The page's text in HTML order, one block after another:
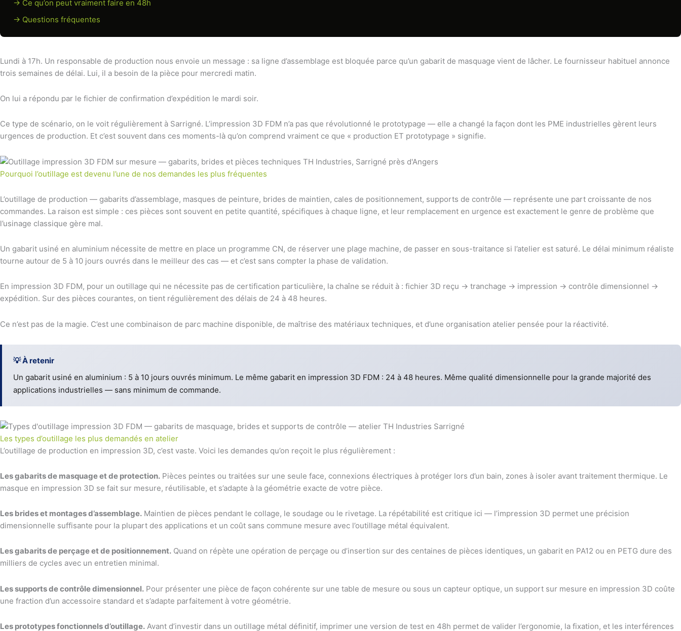
→ Ce qu’on peut vraiment faire en 48h
→ Questions fréquentes
Lundi à 17h. Un responsable de production nous envoie un message : sa ligne d’assemblage est bloquée parce qu’un gabarit de masquage vient de lâcher. Le fournisseur habituel annonce
trois semaines de délai. Lui, il a besoin de la pièce pour mercredi matin.
On lui a répondu par le fichier de confirmation d’expédition le mardi soir.
Ce type de scénario, on le voit régulièrement à Sarrigné. L’impression 3D FDM n’a pas que révolutionné le prototypage — elle a changé la façon dont les PME industrielles gèrent leurs
urgences de production. Et c’est souvent dans ces moments-là qu’on comprend vraiment ce que « production ET prototypage » signifie.
Pourquoi l’outillage est devenu l’une de nos demandes les plus fréquentes
L’outillage de production — gabarits d’assemblage, masques de peinture, brides de maintien, cales de positionnement, supports de contrôle — représente une part croissante de nos
commandes. La raison est simple : ces pièces sont souvent en petite quantité, spécifiques à chaque ligne, et leur remplacement en urgence est exactement le genre de problème que
l’usinage classique gère mal.
Un gabarit usiné en aluminium nécessite de mettre en place un programme CN, de réserver une plage machine, de passer en sous-traitance si l’atelier est saturé. Le délai minimum réaliste
tourne autour de 5 à 10 jours ouvrés dans le meilleur des cas — et c’est sans compter la phase de validation.
En impression 3D FDM, pour un outillage qui ne nécessite pas de certification particulière, la chaîne se réduit à : fichier 3D reçu → tranchage → impression → contrôle dimensionnel →
expédition. Sur des pièces courantes, on tient régulièrement des délais de 24 à 48 heures.
Ce n’est pas de la magie. C’est une combinaison de parc machine disponible, de maîtrise des matériaux techniques, et d’une organisation atelier pensée pour la réactivité.
💡 À retenir
Un gabarit usiné en aluminium : 5 à 10 jours ouvrés minimum. Le même gabarit en impression 3D FDM : 24 à 48 heures. Même qualité dimensionnelle pour la grande majorité des
applications industrielles — sans minimum de commande.
Les types d’outillage les plus demandés en atelier
L’outillage de production en impression 3D, c’est vaste. Voici les demandes qu’on reçoit le plus régulièrement :
Les gabarits de masquage et de protection. Pièces peintes ou traitées sur une seule face, connexions électriques à protéger lors d’un bain, zones à isoler avant traitement thermique. Le
masque en impression 3D se fait sur mesure, réutilisable, et s’adapte à la géométrie exacte de votre pièce.
Les brides et montages d’assemblage. Maintien de pièces pendant le collage, le soudage ou le rivetage. La répétabilité est critique ici — l’impression 3D permet une précision
dimensionnelle suffisante pour la plupart des applications et un coût sans commune mesure avec l’outillage métal équivalent.
Les gabarits de perçage et de positionnement. Quand on répète une opération de perçage ou d’insertion sur des centaines de pièces identiques, un gabarit en PA12 ou en PETG dure des
milliers de cycles avec un entretien minimal.
Les supports de contrôle dimensionnel. Pour présenter une pièce de façon cohérente sur une table de mesure ou sous un capteur optique, un support sur mesure en impression 3D coûte
une fraction d’un accessoire standard et s’adapte parfaitement à votre géométrie.
Les prototypes fonctionnels d’outillage. Avant d’investir dans un outillage métal définitif, imprimer une version de test en 48h permet de valider l’ergonomie, la fixation, et les interférences